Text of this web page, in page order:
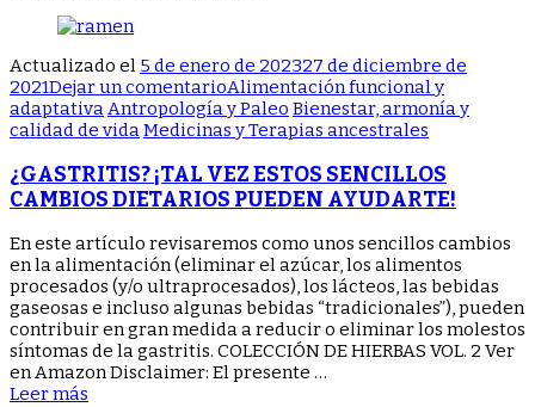
Actualizado el 5 de enero de 202327 de diciembre de
2021Dejar un comentarioen
¿GASTRITIS?
¡TAL
ESTOS
SENCILLOS
CAMBIOS
DIETARIOS
PUEDEN
AYUDARTE!
Alimentación funcional y
adaptativaAntropología y Paleo Bienestar, armonía y
calidad de vidaMedicinas y Terapias ancestrales
¿GASTRITIS? ¡TAL VEZ ESTOS SENCILLOS
CAMBIOS DIETARIOS PUEDEN AYUDARTE!
En este artículo revisaremos como unos sencillos cambios
en la alimentación (eliminar el azúcar, los alimentos
procesados (y/o ultraprocesados), los lácteos, las bebidas
gaseosas e incluso algunas bebidas “tradicionales”), pueden
contribuir en gran medida a reducir o eliminar los molestos
síntomas de la gastritis. COLECCIÓN DE HIERBAS VOL. 2 Ver
en Amazon Disclaimer: El presente …
Leer más